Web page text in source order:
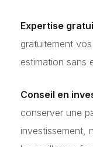
Expertise
gratuitement
estimation sans
Conseil en
conserver une
investissement,